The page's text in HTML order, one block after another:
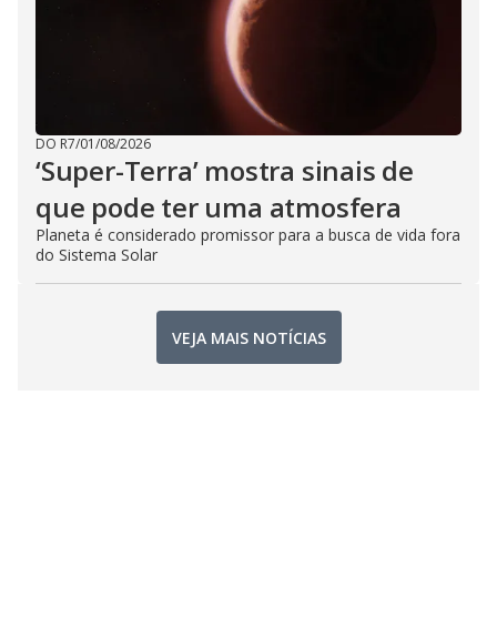
DO R7/01/08/2026
‘Super-Terra’ mostra sinais de
que pode ter uma atmosfera
Planeta é considerado promissor para a busca de vida fora
do Sistema Solar
VEJA MAIS NOTÍCIAS